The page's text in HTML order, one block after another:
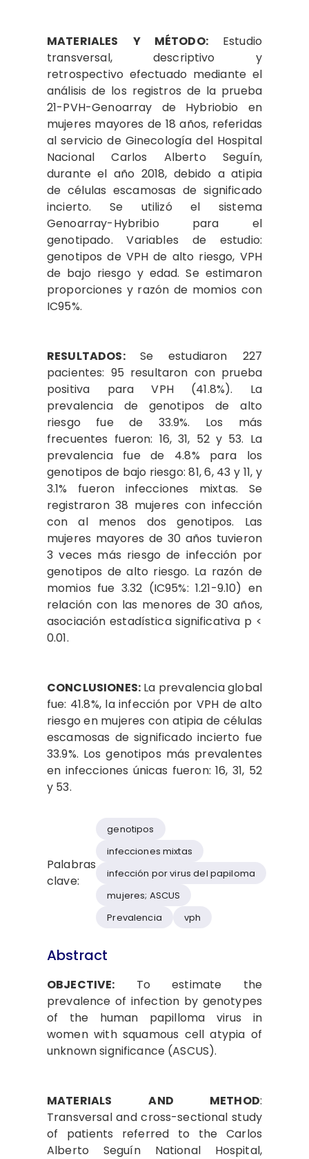
MATERIALES Y MÉTODO:Estudio
transversal, descriptivo y
retrospectivo efectuado mediante el
análisis de los registros de la prueba
21-PVH-Genoarray de Hybriobio en
mujeres mayores de 18 años, referidas
al servicio de Ginecología del Hospital
Nacional Carlos Alberto Seguín,
durante el año 2018, debido a atipia
de células escamosas de significado
incierto. Se utilizó el sistema
Genoarray-Hybribio para el
genotipado. Variables de estudio:
genotipos de VPH de alto riesgo, VPH
de bajo riesgo y edad. Se estimaron
proporciones y razón de momios con
IC95%.
RESULTADOS: Se estudiaron 227
pacientes: 95 resultaron con prueba
positiva para VPH (41.8%). La
prevalencia de genotipos de alto
riesgo fue de 33.9%. Los más
frecuentes fueron: 16, 31, 52 y 53. La
prevalencia fue de 4.8% para los
genotipos de bajo riesgo: 81, 6, 43 y 11, y
3.1% fueron infecciones mixtas. Se
registraron 38 mujeres con infección
con al menos dos genotipos. Las
mujeres mayores de 30 años tuvieron
3 veces más riesgo de infección por
genotipos de alto riesgo. La razón de
momios fue 3.32 (IC95%: 1.21-9.10) en
relación con las menores de 30 años,
asociación estadística significativa p <
0.01.
CONCLUSIONES:La prevalencia global
fue: 41.8%, la infección por VPH de alto
riesgo en mujeres con atipia de células
escamosas de significado incierto fue
33.9%. Los genotipos más prevalentes
en infecciones únicas fueron: 16, 31, 52
y 53.
Palabras
clave:
genotipos
infecciones mixtas
infección por virus del papiloma
mujeres; ASCUS
Prevalencia
vph
Abstract
OBJECTIVE: To estimate the
prevalence of infection by genotypes
of the human papilloma virus in
women with squamous cell atypia of
unknown significance (ASCUS).
MATERIALS AND METHOD:
Transversal and cross-sectional study
of patients referred to the Carlos
Alberto Seguín National Hospital,